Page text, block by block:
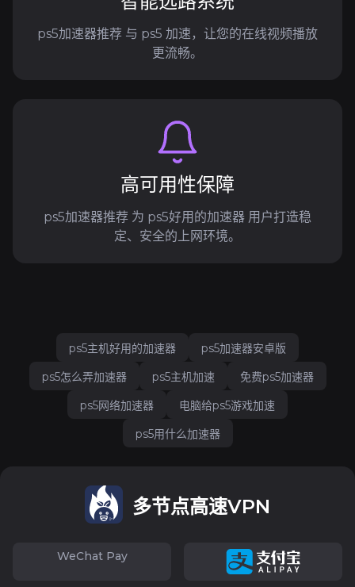
ps5加速器推荐 与 ps5 加速，让您的在线视频播放
更流畅。
高可用性保障
ps5加速器推荐 为 ps5好用的加速器 用户打造稳
定、安全的上网环境。
ps5主机好用的加速器
ps5加速器安卓版
ps5怎么弄加速器
ps5主机加速
免费ps5加速器
ps5网络加速器
电脑给ps5游戏加速
ps5用什么加速器
多节点高速VPN
WeChat Pay